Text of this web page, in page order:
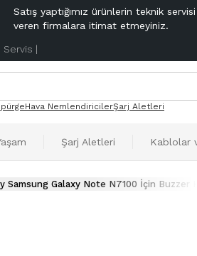
Satış yaptığımız ürünlerin teknik
veren firmalara itimat etmeyiniz.
Servis |
Hava NemlendiricilerŞarj Aletleri
Şarj Aletleri Kablolar
Samsung Galaxy Note N7100 İçin Buzzer